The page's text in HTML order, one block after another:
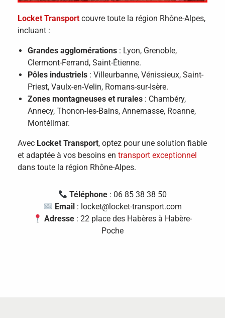
Locket Transport couvre toute la région Rhône-Alpes,
incluant :
Grandes agglomérations : Lyon, Grenoble,
Clermont-Ferrand, Saint-Étienne.
Pôles industriels : Villeurbanne, Vénissieux, Saint-
Priest, Vaulx-en-Velin, Romans-sur-Isère.
Zones montagneuses et rurales : Chambéry,
Annecy, Thonon-les-Bains, Annemasse, Roanne,
Montélimar.
Avec Locket Transport, optez pour une solution fiable
et adaptée à vos besoins en transport exceptionnel
dans toute la région Rhône-Alpes.
Téléphone : 06 85 38 38 50
Email: locket@locket-transport.com
Adresse : 22 place des Habères à Habère-
Poche